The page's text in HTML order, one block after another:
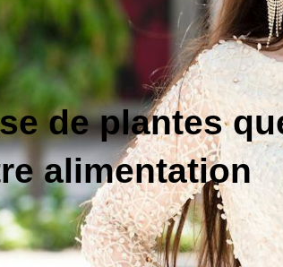
de plantes
alimentation